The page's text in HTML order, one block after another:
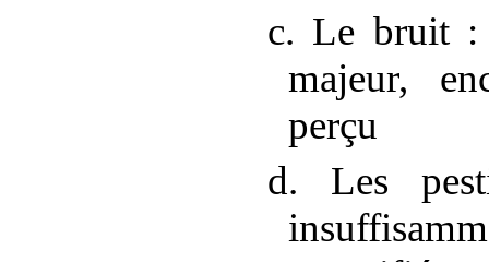
c. Le bruit
majeur,
perçu
d. Les